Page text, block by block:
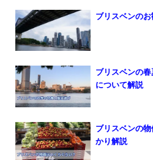
ブリスベンの
ブリスベンの
について解説
ブリスベンの
かり解説